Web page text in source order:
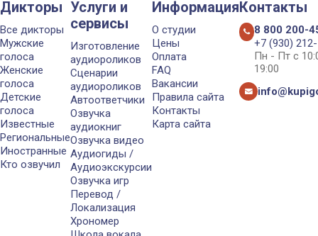
Дикторы
Все дикторы
Мужские
голоса
Женские
голоса
Детские
голоса
Известные
Региональные
Иностранные
Кто озвучил
Услуги и
сервисы
Изготовление
аудиороликов
Сценарии
аудиороликов
Автоответчики
Озвучка
аудиокниг
Озвучка видео
Аудиогиды /
Аудиоэкскурсии
Озвучка игр
Перевод /
Локализация
Хрономер
Информация
О студии
Цены
Оплата
FAQ
Вакансии
Правила сайта
Контакты
Карта сайта
Контакты
8 800 200-
+7 (930)
Пн - Пт с
19:00